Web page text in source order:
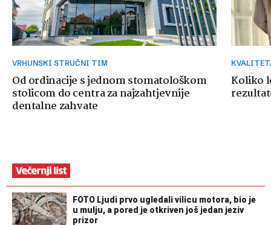
VRHUNSKI STRUČNI TIM
Od ordinacije s jednom stomatološkom
stolicom do centra za najzahtjevnije
dentalne zahvate
Koliko